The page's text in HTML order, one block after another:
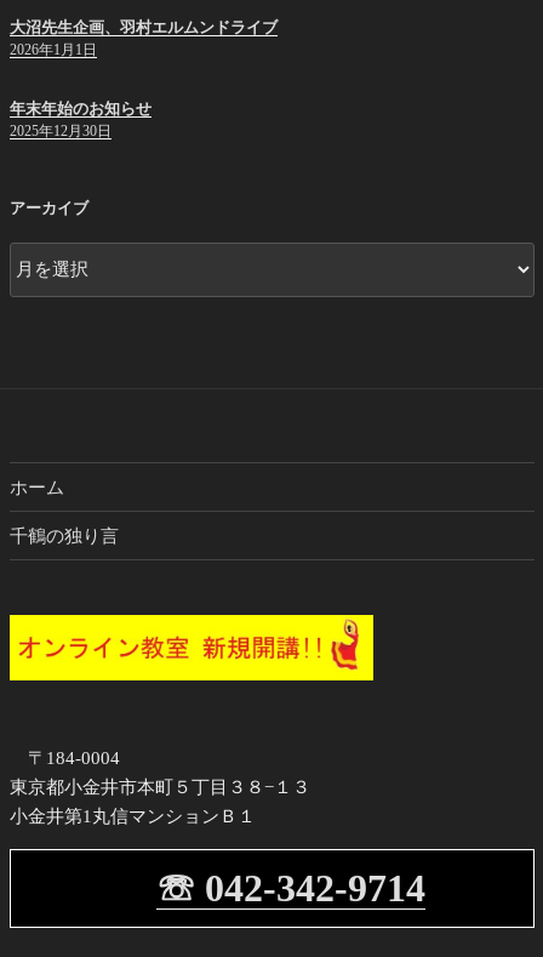
大沼先生企画、羽村エルムンドライブ
2026年1月1日
年末年始のお知らせ
2025年12月30日
アーカイブ
ア
ホーム
千鶴の独り言
〒184-0004
東京都小金井市本町５丁目３８−１３
小金井第1丸信マンションＢ１
☏ 042-342-9714